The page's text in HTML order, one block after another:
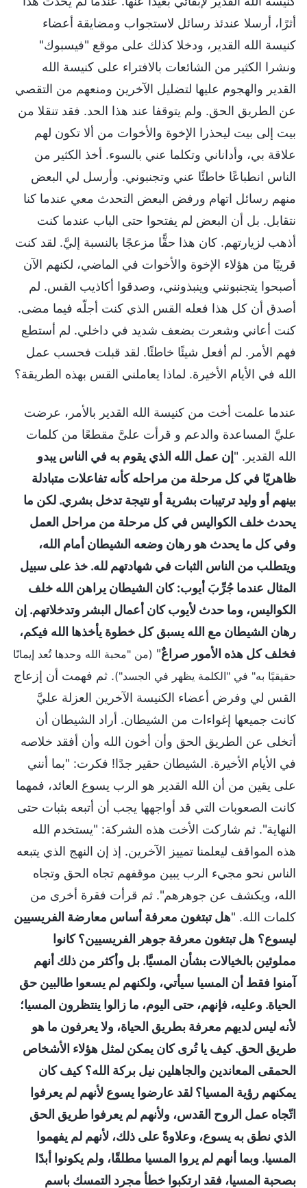
أثرًا، أرسلا عندئذ رسائل لاستجواب ومضايقة أعضاء
كنيسة الله القدير، ودخلا كذلك على موقع "فيسبوك"
ونشرا الكثير من الشائعات بالافتراء على كنيسة الله
القدير والهجوم عليها لتضليل الآخرين ومنعهم من التقصي
عن الطريق الحق. ولم يتوقفا عند هذا الحد. فقد تنقلا من
بيت إلى بيت ليحذرا الإخوة والأخوات من ألا تكون لهم
علاقة بي، وأداناني وتكلما عني بالسوء. أخذ الكثير من
الناس انطباعًا خاطئًا عني وتجنبوني. وأرسل لي البعض
منهم رسائل اتهام ورفض البعض التحدث معي عندما كنا
نتقابل. بل أن البعض لم يفتحوا حتى الباب عندما كنت
أذهب لزيارتهم. كان هذا حقًّا مزعجًا بالنسبة إليَّ. لقد كنت
قريبًا من هؤلاء الإخوة والأخوات في الماضي، لكنهم الآن
أصبحوا يتجنبونني وينبذونني، وصدقوا أكاذيب القس. لم
أصدق أن كل هذا فعله القس الذي كنت أجلّه فيما مضى.
كنت أعاني وشعرت بضعف شديد في داخلي. لم أستطع
فهم الأمر. لم أفعل شيئًا خاطئًا. لقد قبلت فحسب عمل
الله في الأيام الأخيرة. لماذا يعاملني القس بهذه الطريقة؟
عندما علمت أخت من كنيسة الله القدير بالأمر، عرضت
عليَّ المساعدة والدعم و قرأت علىَّ مقطعًا من كلمات
الله القدير. "إن عمل الله الذي يقوم به في الناس يبدو
ظاهريًا في كل مرحلة من مراحله كأنه تفاعلات متبادلة
بينهم أو وليد ترتيبات بشرية أو نتيجة تدخل بشري. لكن ما
يحدث خلف الكواليس في كل مرحلة من مراحل العمل
وفي كل ما يحدث هو رهان وضعه الشيطان أمام الله،
ويتطلب من الناس الثبات في شهادتهم لله. خذ على سبيل
المثال عندما جُرِّبَ أيوب: كان الشيطان يراهن الله خلف
الكواليس، وما حدث لأيوب كان أعمال البشر وتدخلاتهم. إن
رهان الشيطان مع الله يسبق كل خطوة يأخذها الله فيكم،
فخلف كل هذه الأمور صراعٌ" (من "محبة الله وحدها تُعد إيمانًا
حقيقيًا به" في "الكلمة يظهر في الجسد"). ثم فهمت أن إزعاج
القس لي وفرض أعضاء الكنيسة الآخرين العزلة عليَّ
كانت جميعها إغواءات من الشيطان. أراد الشيطان أن
أتخلى عن الطريق الحق وأن أخون الله وأن أفقد خلاصه
في الأيام الأخيرة. الشيطان حقير جدًا! فكرت: "بما أنني
على يقين من أن الله القدير هو الرب يسوع العائد، فمهما
كانت الصعوبات التي قد أواجهها يجب أن أتبعه بثبات حتى
النهاية". ثم شاركت الأخت هذه الشركة: "يستخدم الله
هذه المواقف ليعلمنا تمييز الآخرين. إذ إن النهج الذي يتبعه
الناس نحو مجيء الرب يبين موقفهم تجاه الحق وتجاه
الله، ويكشف عن جوهرهم". ثم قرأت فقرة أخرى من
كلمات الله. "هل تبتغون معرفة أساس معارضة الفريسيين
ليسوع؟ هل تبتغون معرفة جوهر الفريسيين؟ كانوا
مملوئين بالخيالات بشأن المسيَّا. بل وأكثر من ذلك أنهم
آمنوا فقط أن المسيا سيأتي، ولكنهم لم يسعوا طالبين حق
الحياة. وعليه، فإنهم، حتى اليوم، ما زالوا ينتظرون المسيا؛
لأنه ليس لديهم معرفة بطريق الحياة، ولا يعرفون ما هو
طريق الحق. كيف يا تُرى كان يمكن لمثل هؤلاء الأشخاص
الحمقى المعاندين والجاهلين نيل بركة الله؟ كيف كان
يمكنهم رؤية المسيا؟ لقد عارضوا يسوع لأنهم لم يعرفوا
اتّجاه عمل الروح القدس، ولأنهم لم يعرفوا طريق الحق
الذي نطق به يسوع، وعلاوةً على ذلك، لأنهم لم يفهموا
المسيا. وبما أنهم لم يروا المسيا مطلقًا، ولم يكونوا أبدًا
بصحبة المسيا، فقد ارتكبوا خطأ مجرد التمسك باسم